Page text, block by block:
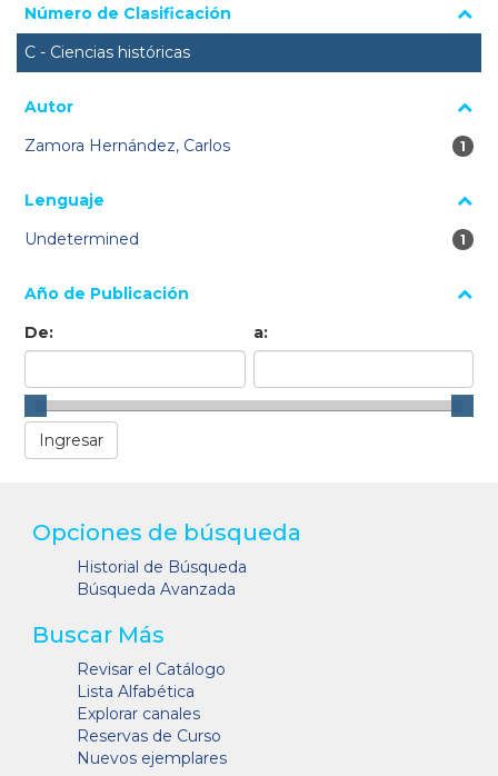
Número de Clasificación
C - Ciencias históricas
Autor
Zamora Hernández, Carlos
1
1
Lenguaje
Undetermined
1
1
Año de Publicación
De:
a:
Opciones de búsqueda
Historial de Búsqueda
Búsqueda Avanzada
Buscar Más
Revisar el Catálogo
Lista Alfabética
Explorar canales
Reservas de Curso
Nuevos ejemplares